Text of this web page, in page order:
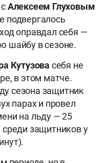
Алексеем Глуховым
подвергалось
оправдал себя —
шайбу в сезоне.
Кутузова себя не
в этом матче.
сезона защитник
парах и провел
на льду — 25
среди защитников у